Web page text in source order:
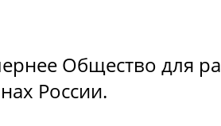
Общество для
России.